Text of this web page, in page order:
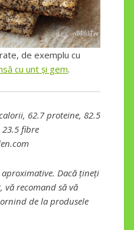
de exemplu cu
cu unt și gem.
62.7 proteine, 82.5
fibre
Dacă țineți
recomand să vă
de la produsele